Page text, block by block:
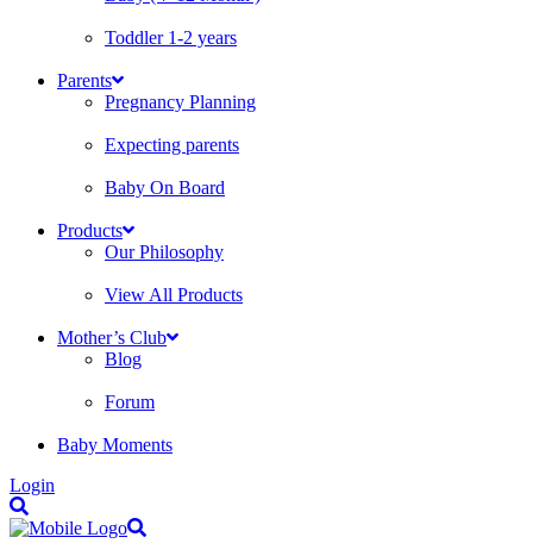
Toddler 1-2 years
Parents
Pregnancy Planning
Expecting parents
Baby On Board
Products
Our Philosophy
View All Products
Mother’s Club
Blog
Forum
Baby Moments
Login